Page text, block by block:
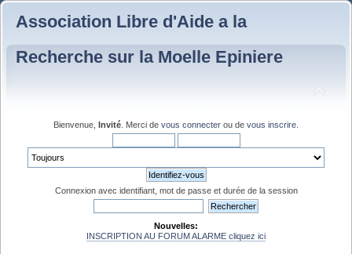
Association Libre d'Aide a la
Recherche sur la Moelle Epiniere
Bienvenue, Invité . Merci de vous connecter ou de vous inscrire
Connexion avec identifiant, mot de passe et durée de la session
Nouvelles:
INSCRIPTION AU FORUM ALARME cliquez ici